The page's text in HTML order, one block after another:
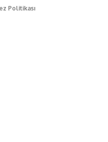
Politikası
Sok. No3/A Kadıköy İstanbul